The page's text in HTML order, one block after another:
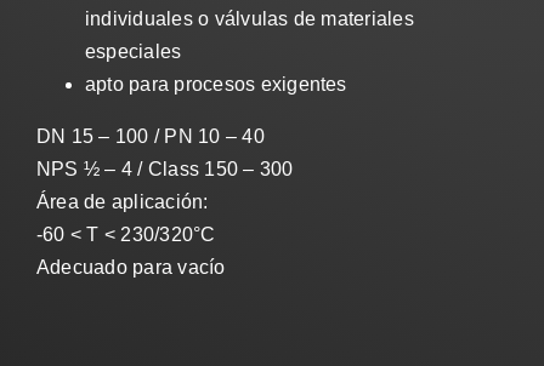
individuales o válvulas de materiales
especiales
apto para procesos exigentes
DN 15 – 100 / PN 10 – 40
NPS ½ – 4 / Class 150 – 300
Área de aplicación:
-60 < T < 230/320°C
Adecuado para vacío